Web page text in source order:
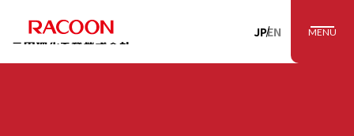
RACOON 三田理
JPEN MENU